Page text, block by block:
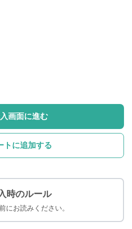
画面に進む
トに追加する
時のルール
にお読みください。